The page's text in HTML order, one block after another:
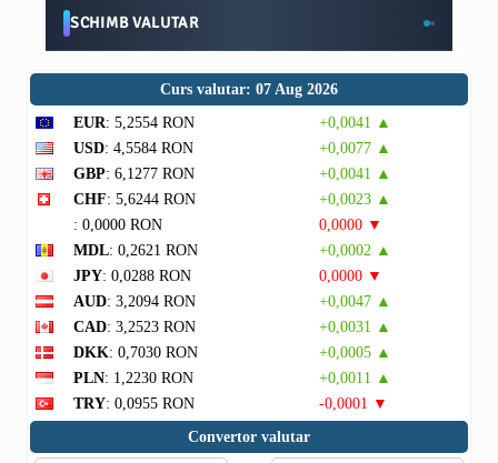
SCHIMB VALUTAR
Curs valutar: 07 Aug 2026
EUR: 5,2554 RON
+0,0041 ▲
USD: 4,5584 RON
+0,0077 ▲
GBP: 6,1277 RON
+0,0041 ▲
CHF: 5,6244 RON
+0,0023 ▲
: 0,0000 RON
0,0000 ▼
MDL: 0,2621 RON
+0,0002 ▲
JPY: 0,0288 RON
0,0000 ▼
AUD: 3,2094 RON
+0,0047 ▲
CAD: 3,2523 RON
+0,0031 ▲
DKK: 0,7030 RON
+0,0005 ▲
PLN: 1,2230 RON
+0,0011 ▲
TRY: 0,0955 RON
-0,0001 ▼
Convertor valutar